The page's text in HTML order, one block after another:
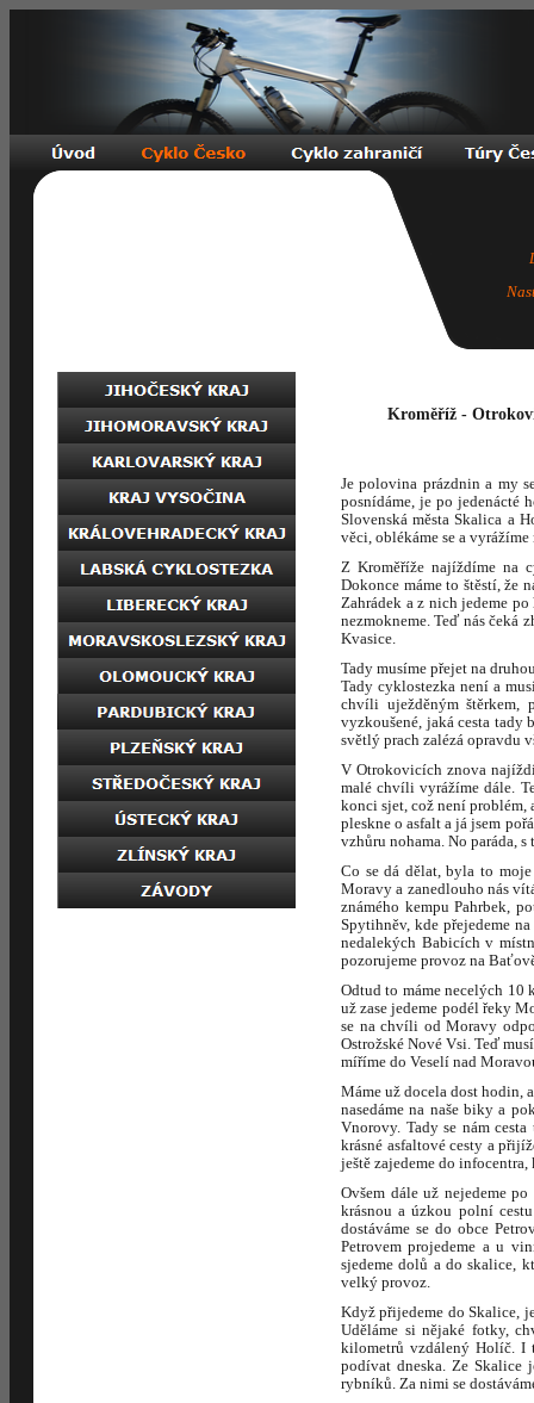
Kroměříž -
Je polovina prázdnin a my
posnídáme, je po jedenácté
Slovenská města Skalica a
věci, oblékáme se a vyrážíme
Z Kroměříže najíždíme na
Dokonce máme to štěstí, že
Zahrádek a z nich jedeme
nezmokneme. Teď nás čeká
Kvasice.
Tady musíme přejet na
Tady cyklostezka není a
chvíli uježděným štěrkem,
vyzkoušené, jaká cesta tady
světlý prach zalézá opravdu
V Otrokovicích znova
malé chvíli vyrážíme dále.
konci sjet, což není problém,
pleskne o asfalt a já jsem
vzhůru nohama. No paráda,
Co se dá dělat, byla to
Moravy a zanedlouho nás
známého kempu Pahrbek,
Spytihněv, kde přejedeme
nedalekých Babicích v
pozorujeme provoz na
Odtud to máme necelých 10
už zase jedeme podél řeky
se na chvíli od Moravy
Ostrožské Nové Vsi. Teď
míříme do Veselí nad
Máme už docela dost hodin,
nasedáme na naše biky a
Vnorovy. Tady se nám
krásné asfaltové cesty a
ještě zajedeme do
Ovšem dále už nejedeme
krásnou a úzkou polní
dostáváme se do obce
Petrovem projedeme a u
sjedeme dolů a do skalice,
velký provoz.
Když přijedeme do Skalice,
Uděláme si nějaké fotky,
kilometrů vzdálený Holíč. I
podívat dneska. Ze Skalice
rybníků. Za nimi se